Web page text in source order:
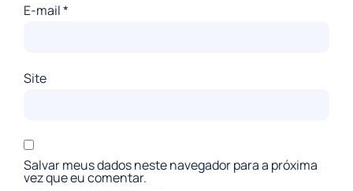
E-mail*
Site
Salvar meus dados neste navegador para a próxima
vez que eu comentar.